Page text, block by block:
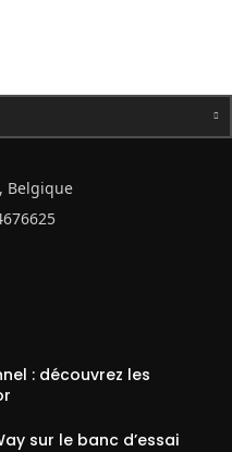
Belgique
: découvrez les
sur le banc d’essai